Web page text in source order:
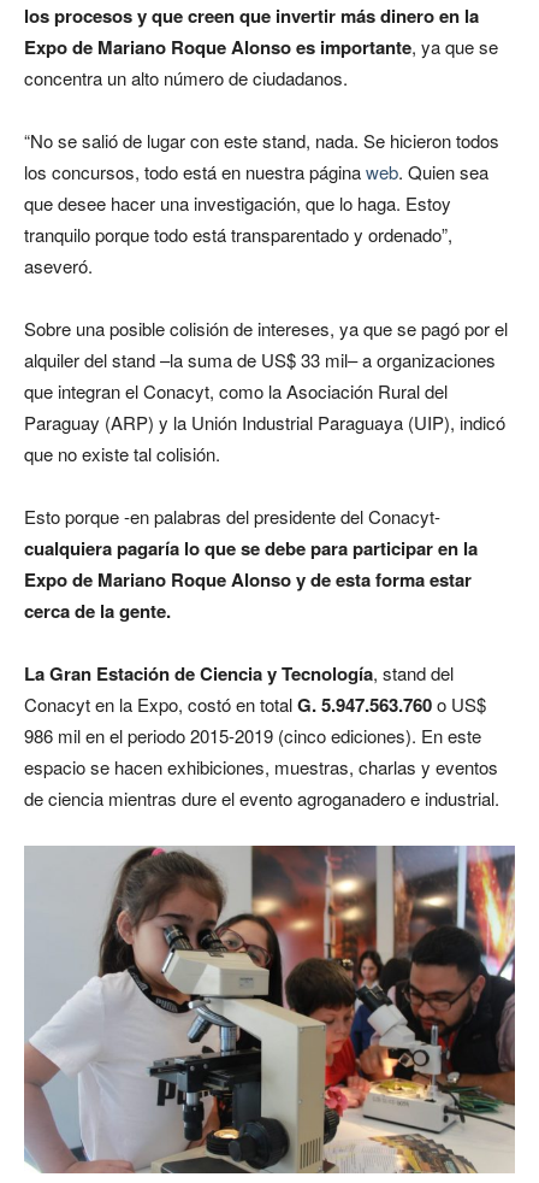
los procesos y que creen que invertir más dinero en la
Expo de Mariano Roque Alonso es importante, ya que se
concentra un alto número de ciudadanos.
“No se salió de lugar con este stand, nada. Se hicieron todos
los concursos, todo está en nuestra páginaweb. Quien sea
que desee hacer una investigación, que lo haga. Estoy
tranquilo porque todo está transparentado y ordenado”,
aseveró.
Sobre una posible colisión de intereses, ya que se pagó por el
alquiler del stand –la suma de US$ 33 mil– a organizaciones
que integran el Conacyt, como la Asociación Rural del
Paraguay (ARP) y la Unión Industrial Paraguaya (UIP), indicó
que no existe tal colisión.
Esto porque -en palabras del presidente del Conacyt-
cualquiera pagaría lo que se debe para participar en la
Expo de Mariano Roque Alonso y de esta forma estar
cerca de la gente.
La Gran Estación de Ciencia y Tecnología, stand del
Conacyt en la Expo, costó en totalG. 5.947.563.760o US$
986 mil en el periodo 2015-2019 (cinco ediciones). En este
espacio se hacen exhibiciones, muestras, charlas y eventos
de ciencia mientras dure el evento agroganadero e industrial.